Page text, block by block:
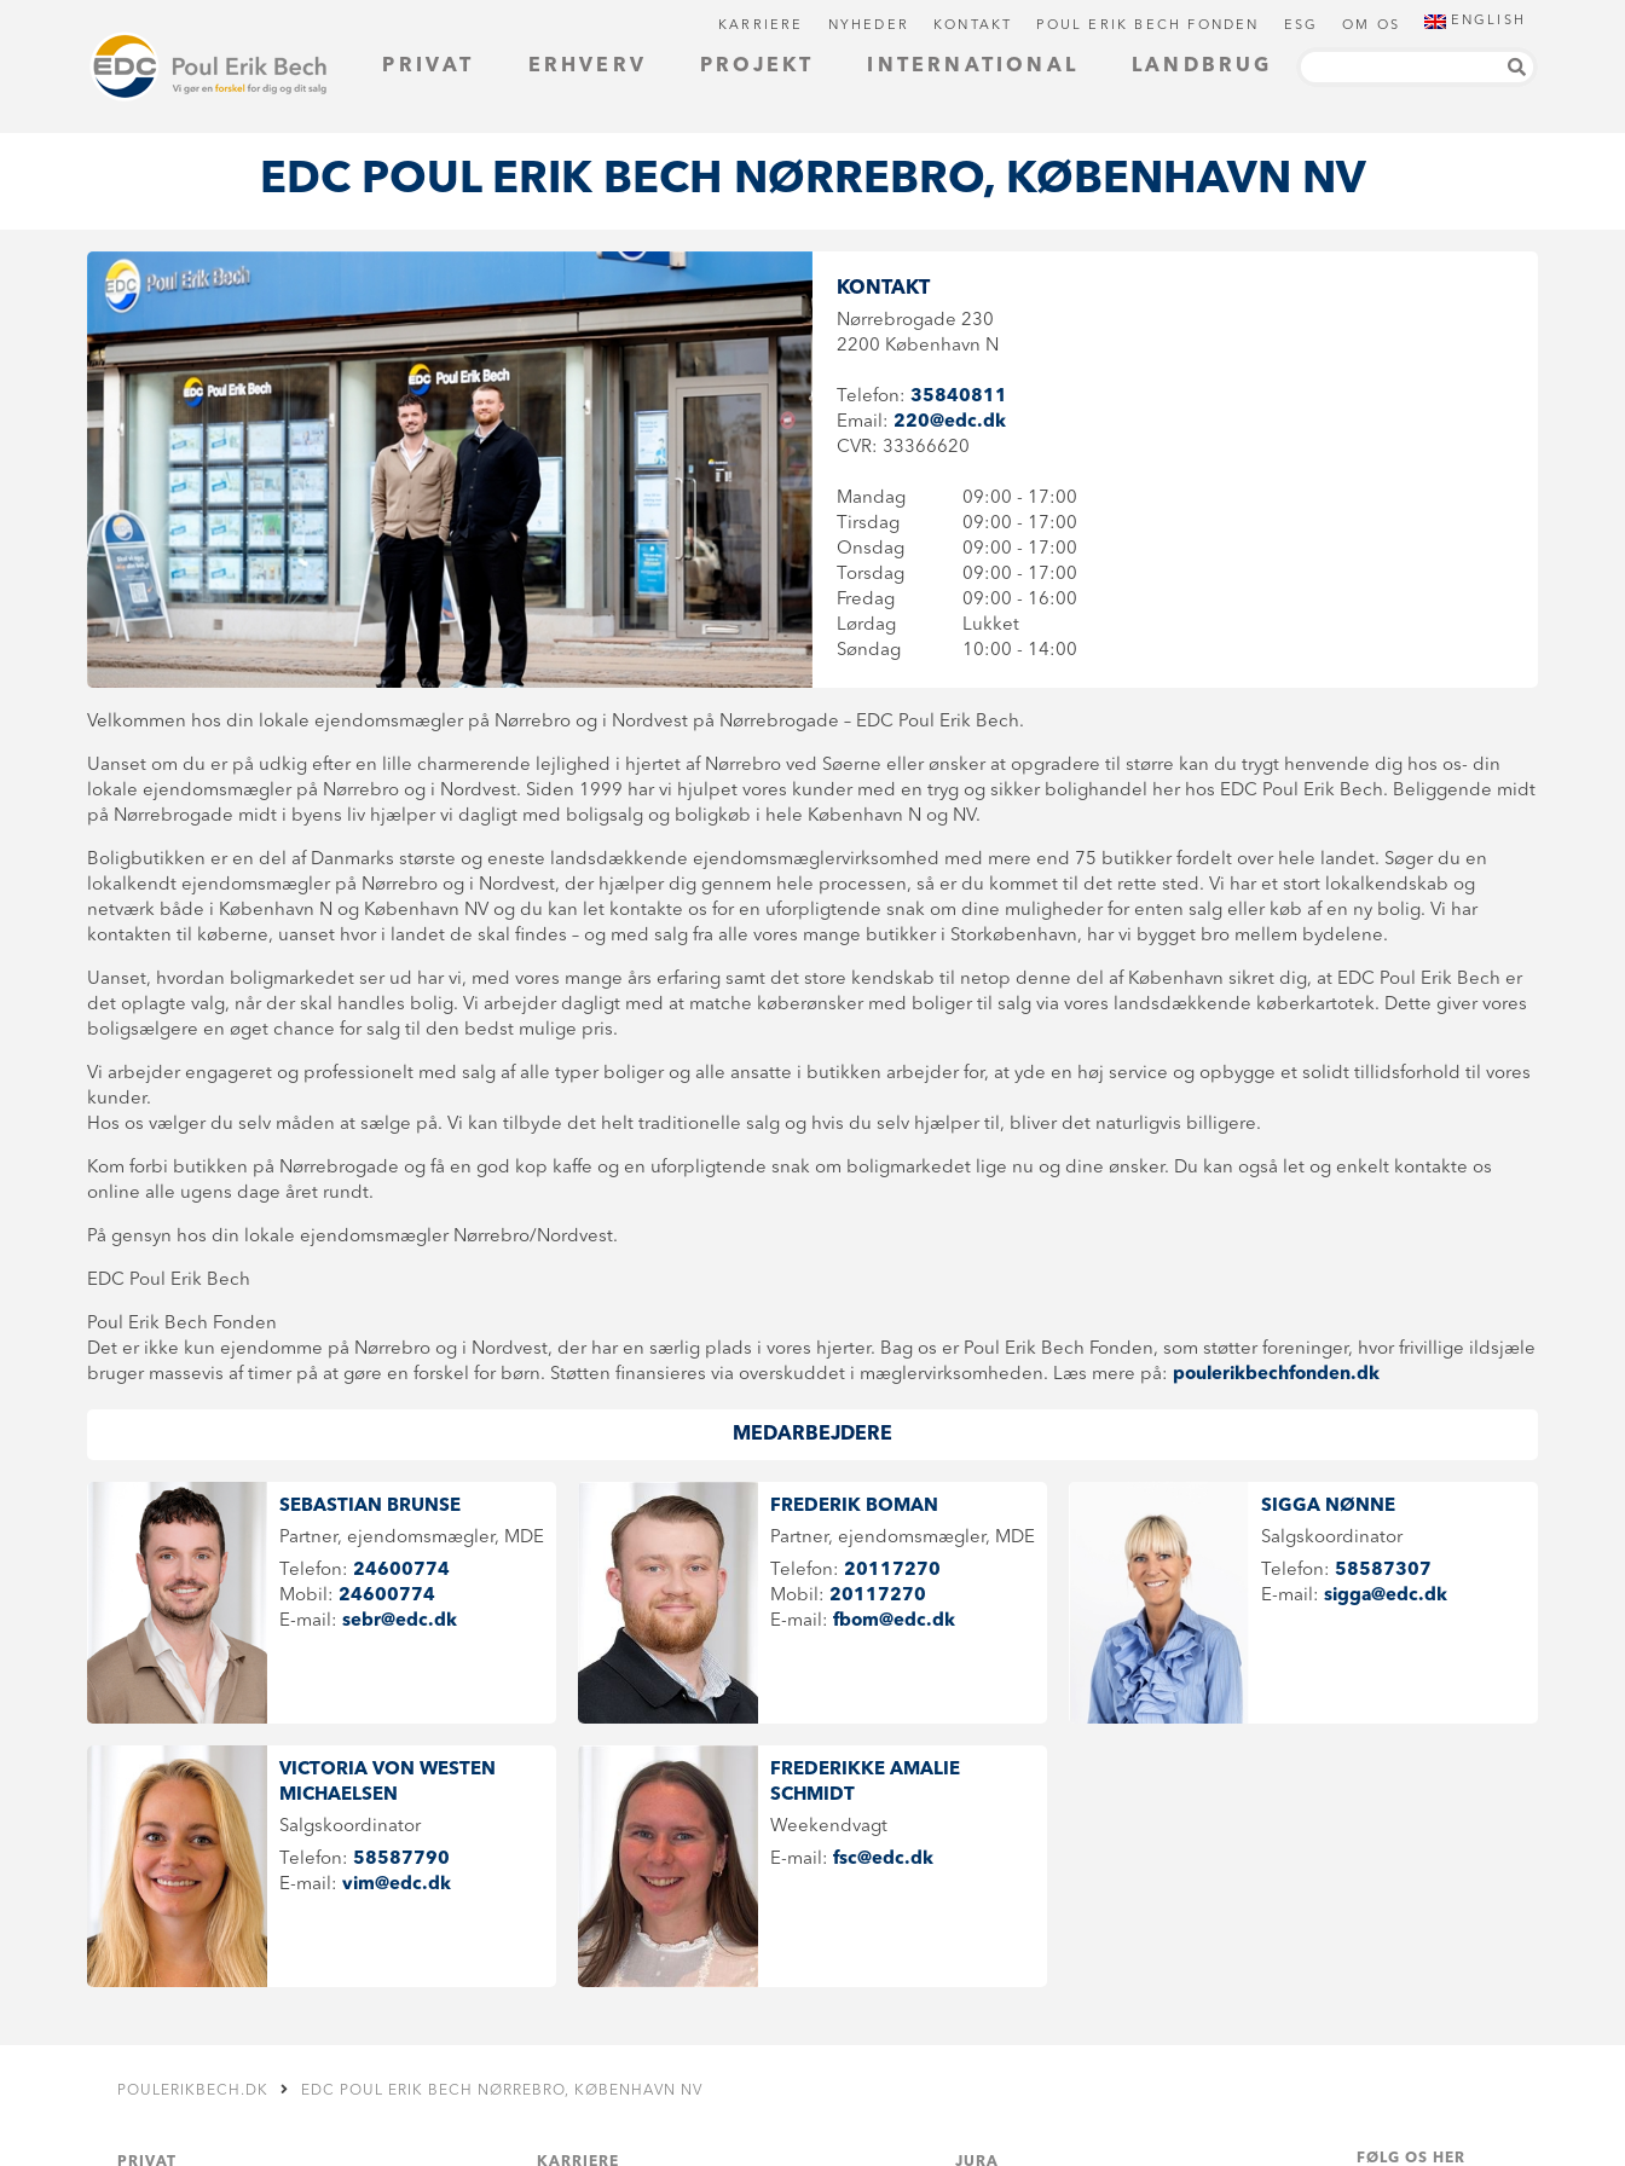
PRIVAT ERHVERV PROJEKT INTERNATIONAL LANDBRUG
KARRIERE NYHEDER KONTAKT POUL ERIK BECH FONDEN ESG OM OS ENGLISH
EDC POUL ERIK BECH NØRREBRO, KØBENHAVN NV
KONTAKT
Nørrebrogade 230
2200 København N
Telefon: 35840811
Email: 220@edc.dk
CVR: 33366620
Mandag
09:00 - 17:00
Tirsdag
09:00 - 17:00
Onsdag
09:00 - 17:00
Torsdag
09:00 - 17:00
Fredag
09:00 - 16:00
Lørdag
Lukket
Søndag
10:00 - 14:00
Velkommen hos din lokale ejendomsmægler på Nørrebro og i Nordvest på Nørrebrogade – EDC Poul Erik Bech.
Uanset om du er på udkig efter en lille charmerende lejlighed i hjertet af Nørrebro ved Søerne eller ønsker at opgradere til større kan du trygt henvende dig hos os- din
lokale ejendomsmægler på Nørrebro og i Nordvest. Siden 1999 har vi hjulpet vores kunder med en tryg og sikker bolighandel her hos EDC Poul Erik Bech. Beliggende midt
på Nørrebrogade midt i byens liv hjælper vi dagligt med boligsalg og boligkøb i hele København N og NV.
Boligbutikken er en del af Danmarks største og eneste landsdækkende ejendomsmæglervirksomhed med mere end 75 butikker fordelt over hele landet. Søger du en
lokalkendt ejendomsmægler på Nørrebro og i Nordvest, der hjælper dig gennem hele processen, så er du kommet til det rette sted. Vi har et stort lokalkendskab og
netværk både i København N og København NV og du kan let kontakte os for en uforpligtende snak om dine muligheder for enten salg eller køb af en ny bolig. Vi har
kontakten til køberne, uanset hvor i landet de skal findes – og med salg fra alle vores mange butikker i Storkøbenhavn, har vi bygget bro mellem bydelene.
Uanset, hvordan boligmarkedet ser ud har vi, med vores mange års erfaring samt det store kendskab til netop denne del af København sikret dig, at EDC Poul Erik Bech er
det oplagte valg, når der skal handles bolig. Vi arbejder dagligt med at matche køberønsker med boliger til salg via vores landsdækkende køberkartotek. Dette giver vores
boligsælgere en øget chance for salg til den bedst mulige pris.
Vi arbejder engageret og professionelt med salg af alle typer boliger og alle ansatte i butikken arbejder for, at yde en høj service og opbygge et solidt tillidsforhold til vores
kunder.
Hos os vælger du selv måden at sælge på. Vi kan tilbyde det helt traditionelle salg og hvis du selv hjælper til, bliver det naturligvis billigere.
Kom forbi butikken på Nørrebrogade og få en god kop kaffe og en uforpligtende snak om boligmarkedet lige nu og dine ønsker. Du kan også let og enkelt kontakte os
online alle ugens dage året rundt.
På gensyn hos din lokale ejendomsmægler Nørrebro/Nordvest.
EDC Poul Erik Bech
Poul Erik Bech Fonden
Det er ikke kun ejendomme på Nørrebro og i Nordvest, der har en særlig plads i vores hjerter. Bag os er Poul Erik Bech Fonden, som støtter foreninger, hvor frivillige ildsjæle
bruger massevis af timer på at gøre en forskel for børn. Støtten finansieres via overskuddet i mæglervirksomheden. Læs mere på: poulerikbechfonden.dk
MEDARBEJDERE
SEBASTIAN BRUNSE
Partner, ejendomsmægler, MDE
Telefon: 24600774
Mobil: 24600774
E-mail: sebr@edc.dk
FREDERIK BOMAN
Partner, ejendomsmægler, MDE
Telefon: 20117270
Mobil: 20117270
E-mail: fbom@edc.dk
SIGGA NØNNE
Salgskoordinator
Telefon: 58587307
E-mail: sigga@edc.dk
VICTORIA VON WESTEN
MICHAELSEN
Salgskoordinator
Telefon: 58587790
E-mail: vim@edc.dk
FREDERIKKE AMALIE
SCHMIDT
Weekendvagt
E-mail: fsc@edc.dk
POULERIKBECH.DK EDC POUL ERIK BECH NØRREBRO, KØBENHAVN NV
PRIVAT KARRIERE JURA FØLG OS HER